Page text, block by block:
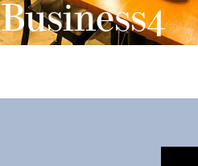
Business4